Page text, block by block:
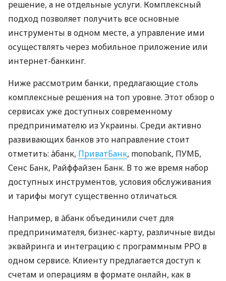
решение, а не отдельные услуги. Комплексный
подход позволяет получить все основные
инструменты в одном месте, а управление ими
осуществлять через мобильное приложение или
интернет-банкинг.
Ниже рассмотрим банки, предлагающие столь
комплексные решения на топ уровне. Этот обзор о
сервисах уже доступных современному
предпринимателю из Украины. Среди активно
развивающих банков это направление стоит
отметить: àбанк, ПриватБанк, monobank, ПУМБ,
Сенс Банк, Райффайзен Банк. В то же время набор
доступных инструментов, условия обслуживания
и тарифы могут существенно отличаться.
Например, в àбанк объединили счет для
предпринимателя, бизнес-карту, различные виды
эквайринга и интеграцию с программным РРО в
одном сервисе. Клиенту предлагается доступ к
счетам и операциям в формате онлайн, как в